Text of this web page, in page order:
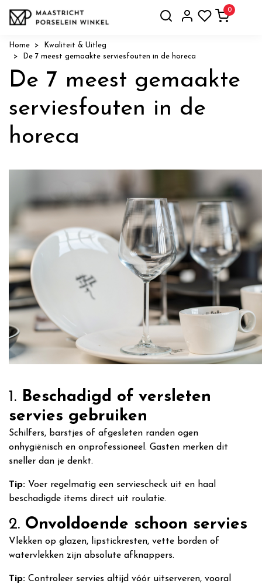
0
Home
Kwaliteit & Uitleg
De 7 meest gemaakte serviesfouten in de horeca
De 7 meest gemaakte
serviesfouten in de
horeca
1. Beschadigd of versleten
servies gebruiken
Schilfers, barstjes of afgesleten randen ogen
onhygiënisch en onprofessioneel. Gasten merken dit
sneller dan je denkt.
Tip: Voer regelmatig een serviescheck uit en haal
beschadigde items direct uit roulatie.
2. Onvoldoende schoon servies
Vlekken op glazen, lipstickresten, vette borden of
watervlekken zijn absolute afknappers.
Tip: Controleer servies altijd vóór uitserveren, vooral